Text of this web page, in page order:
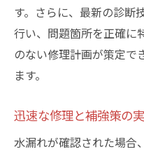
す。さらに、最新の診断
行い、問題箇所を正確に
のない修理計画が策定で
ます。
迅速な修理と補強策の
水漏れが確認された場合